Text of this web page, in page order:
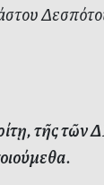
τῆς